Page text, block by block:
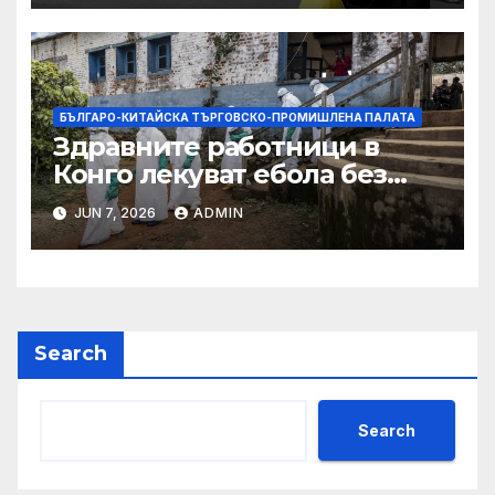
БЪЛГАРО-КИТАЙСКА ТЪРГОВСКО-ПРОМИШЛЕНА ПАЛАТА
Здравните работници в
Конго лекуват ебола без
заплащане, докато СЗО
търси ресурси
JUN 7, 2026 ADMIN
Search
Search